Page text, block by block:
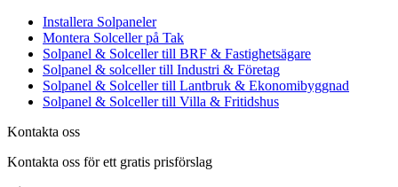
Installera Solpaneler
Montera Solceller på Tak
Solpanel & Solceller till BRF & Fastighetsägare
Solpanel & solceller till Industri & Företag
Solpanel & Solceller till Lantbruk & Ekonomibyggnad
Solpanel & Solceller till Villa & Fritidshus
Kontakta oss
Kontakta oss för ett gratis prisförslag